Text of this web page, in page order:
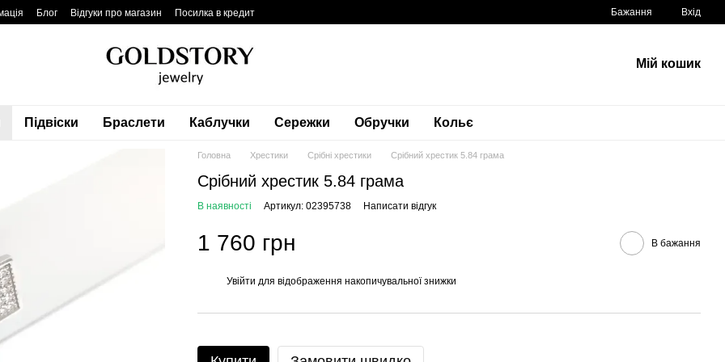
Блог Відгуки про магазин Посилка в кредит Бажання Вхід
Мій кошик
Підвіски Браслети Каблучки Сережки Обручки Кольє
Головна Хрестики Срібні хрестики Срібний хрестик 5.84 грама
Срібний хрестик 5.84 грама
В наявності Артикул: 02395738 Написати відгук
1 760 грн В бажання
Увійти для відображення накопичувальної знижки